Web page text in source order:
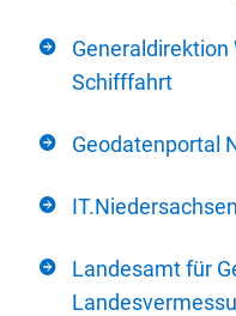
Schifffahrt
Geodatenportal
IT.Niedersachsen
Landesamt für